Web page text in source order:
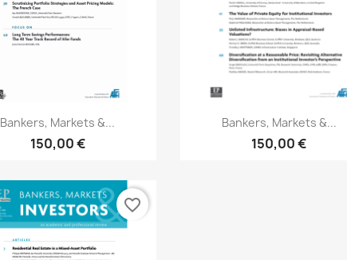
Aperçu rapide
Bankers, Markets &...
150,00 €
Aperçu rapide
Bankers, Markets &...
150,00 €
favorite_border